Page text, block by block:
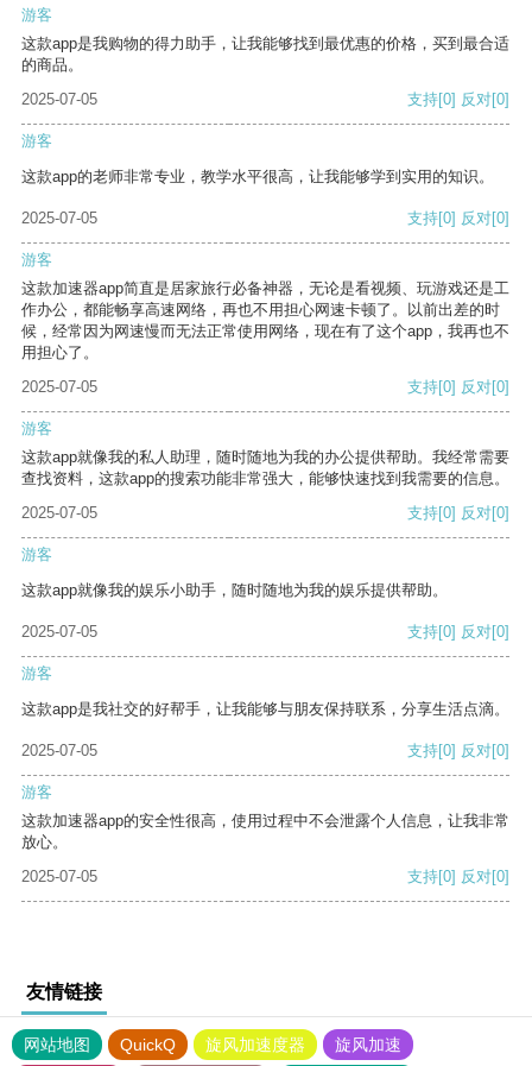
游客
这款app是我购物的得力助手，让我能够找到最优惠的价格，买到最合适
的商品。
2025-07-05
支持[0] 反对[0]
游客
这款app的老师非常专业，教学水平很高，让我能够学到实用的知识。
2025-07-05 支持[0] 反对[0]
游客
这款加速器app简直是居家旅行必备神器，无论是看视频、玩游戏还是工
作办公，都能畅享高速网络，再也不用担心网速卡顿了。以前出差的时
候，经常因为网速慢而无法正常使用网络，现在有了这个app，我再也不
用担心了。
2025-07-05
支持[0] 反对[0]
游客
这款app就像我的私人助理，随时随地为我的办公提供帮助。我经常需要
查找资料，这款app的搜索功能非常强大，能够快速找到我需要的信息。
2025-07-05
支持[0] 反对[0]
游客
这款app就像我的娱乐小助手，随时随地为我的娱乐提供帮助。
2025-07-05 支持[0] 反对[0]
游客
这款app是我社交的好帮手，让我能够与朋友保持联系，分享生活点滴。
2025-07-05 支持[0] 反对[0]
游客
这款加速器app的安全性很高，使用过程中不会泄露个人信息，让我非常
放心。
2025-07-05
支持[0] 反对[0]
友情链接
网站地图 QuickQ 旋风加速度器 旋风加速